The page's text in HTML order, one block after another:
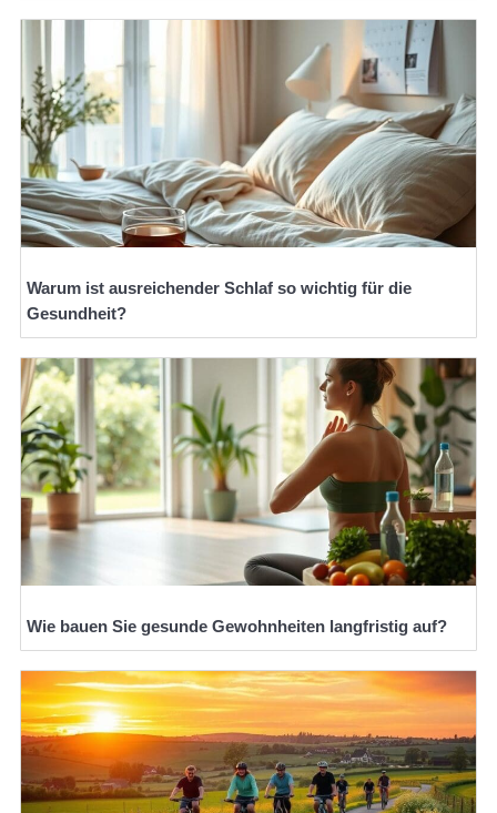
Warum ist ausreichender Schlaf so wichtig für die
Gesundheit?
Wie bauen Sie gesunde Gewohnheiten langfristig auf?